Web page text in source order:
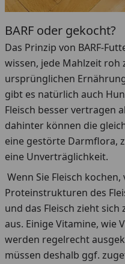
BARF oder gekocht?
Das Prinzip von BARF-
wissen, jede Mahlzeit
ursprünglichen
gibt es natürlich auch
Fleisch besser vertragen
dahinter können die
eine gestörte Darmflora,
eine Unverträglichkeit.
Wenn Sie Fleisch
Proteinstrukturen des
und das Fleisch zieht
aus. Einige Vitamine, wie
werden regelrecht
müssen deshalb ggf.